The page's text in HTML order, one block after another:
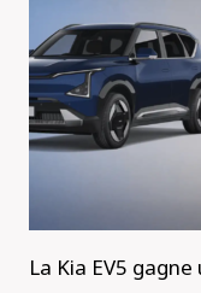
La Kia EV5